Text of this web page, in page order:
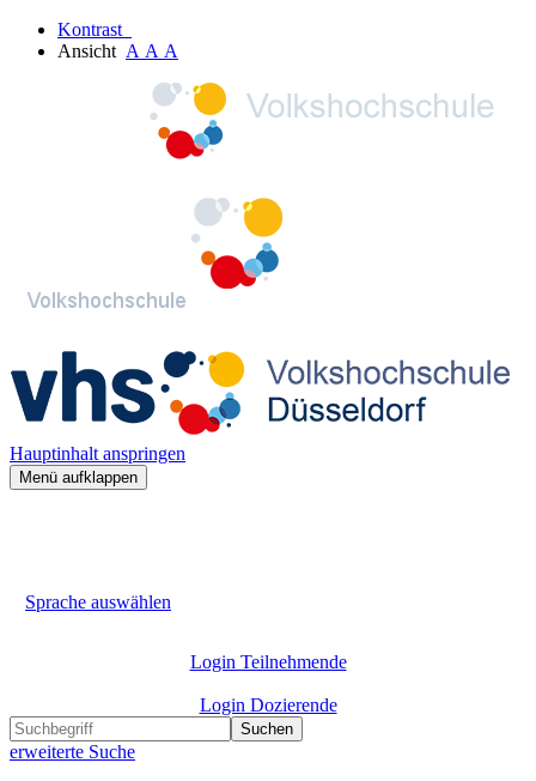
Kontrast
Ansicht A A A
Hauptinhalt anspringen
Menü aufklappen
Sprache auswählen
Login Teilnehmende
Login Dozierende
Suchen
erweiterte Suche